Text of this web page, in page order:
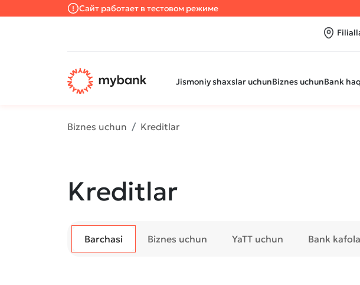
Сайт работает в тестовом режиме
Jismoniy shaxslar uchunBiznes uchunBank
Biznes uchun Kreditlar
Kreditlar
Barchasi Biznes uchun YaTT uchun Bank